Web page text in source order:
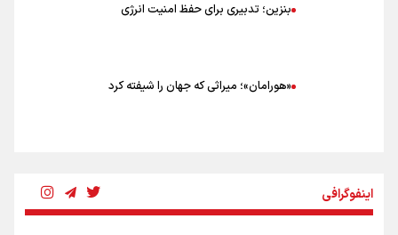
بنزین؛ تدبیری برای حفظ امنیت انرژی
«هورامان»؛ میراثی که جهان را شیفته کرد
اینفوگرافی